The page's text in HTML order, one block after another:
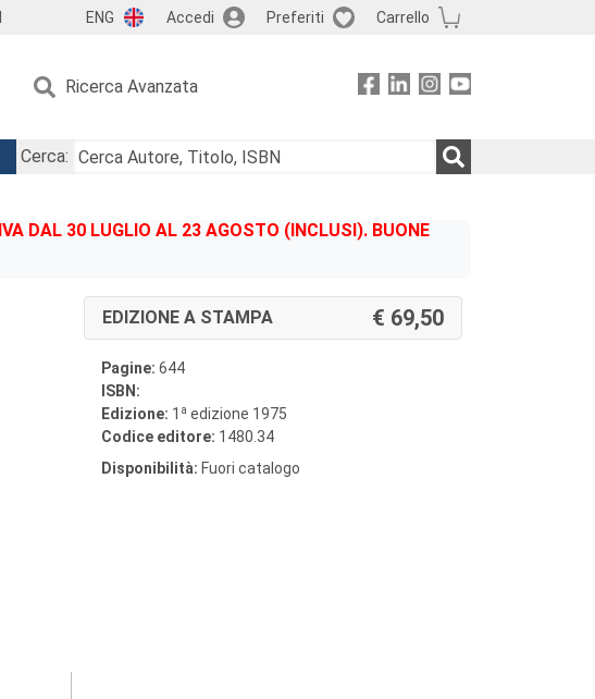
ENG Accedi Preferiti Carrello
Ricerca Avanzata
Cerca:
DAL 30 LUGLIO AL 23 AGOSTO (INCLUSI). BUONE
EDIZIONE A STAMPA 69,50
Pagine: 644
ISBN:
Edizione: 1 a edizione 1975
Codice editore: 1480.34
Disponibilità: Fuori catalogo